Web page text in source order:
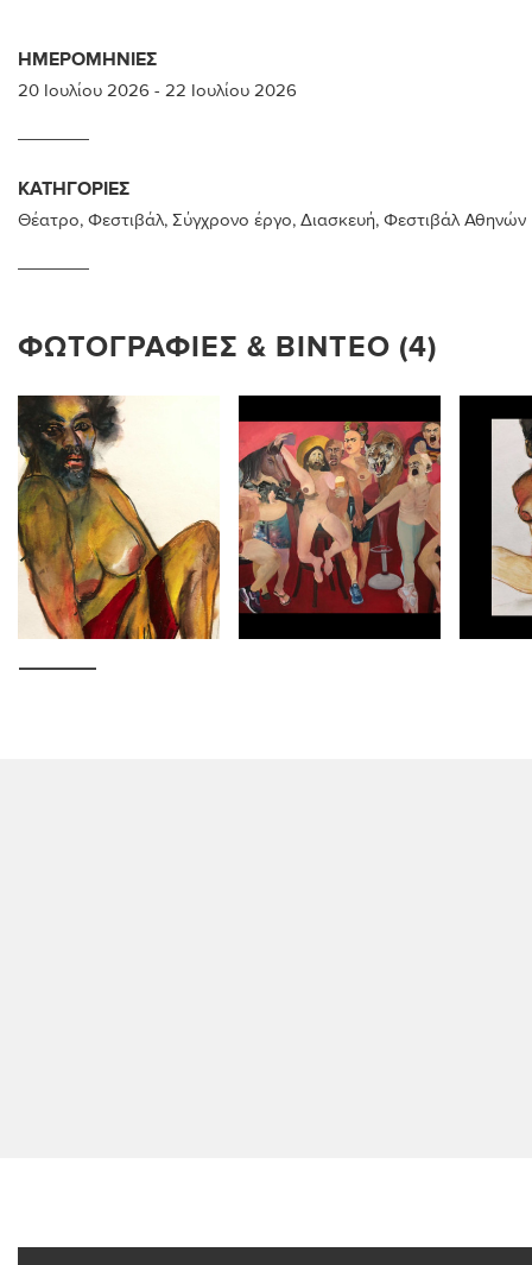
ΗΜΕΡΟΜΗΝΊΕΣ
20 Ιουλίου 2026 - 22 Ιουλίου 2026
ΚΑΤΗΓΟΡΊΕΣ
Θέατρο, Φεστιβάλ, Σύγχρονο έργο, Διασκευή, Φεστιβάλ Αθηνών
ΦΩΤΟΓΡΑΦΊΕΣ & ΒΊΝΤΕΟ (4)